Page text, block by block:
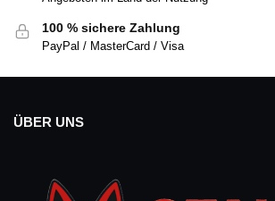
100 % sichere Zahlung
PayPal / MasterCard / Visa
ÜBER UNS